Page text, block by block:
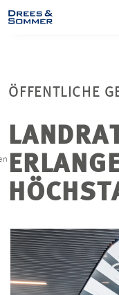
ÖFFENTLICHE